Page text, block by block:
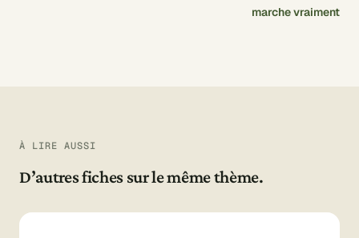
marche vraiment
À LIRE AUSSI
D’autres fiches sur le même thème.